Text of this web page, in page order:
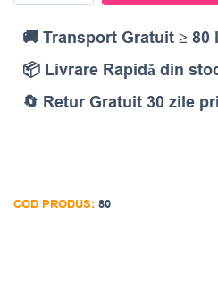
🚚 Transport Gratuit ≥ 80
📦 Livrare Rapidă din
🔄 Retur Gratuit 30 zile
COD PRODUS: 80